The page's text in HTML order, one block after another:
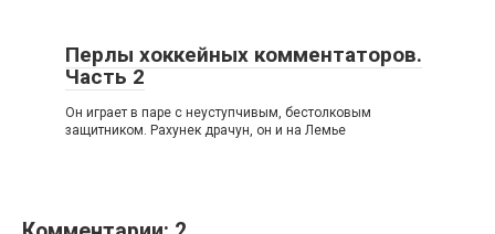
Перлы хоккейных комментаторов.
Часть 2
Он играет в паре с неуступчивым, бестолковым
защитником. Рахунек драчун, он и на Лемье